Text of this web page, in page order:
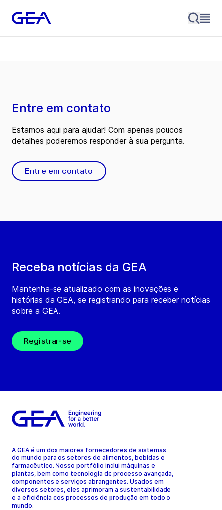
Receba notícias da GEA
Mantenha-se atualizado com as inovações e
histórias da GEA, se registrando para receber notícias
sobre a GEA.
Registrar-se
Entre em contato
Estamos aqui para ajudar! Com apenas poucos
detalhes poderemos responder à sua pergunta.
Entre em contato
A GEA é um dos maiores fornecedores de sistemas
do mundo para os setores de alimentos, bebidas e
farmacêutico. Nosso portfólio inclui máquinas e
plantas, bem como tecnologia de processo avançada,
componentes e serviços abrangentes. Usados em
diversos setores, eles aprimoram a sustentabilidade
e a eficiência dos processos de produção em todo o
mundo.